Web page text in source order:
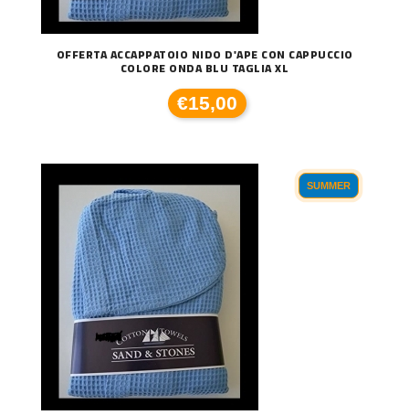
OFFERTA ACCAPPATOIO NIDO D'APE CON CAPPUCCIO
COLORE ONDA BLU TAGLIA XL
€15,00
SUMMER